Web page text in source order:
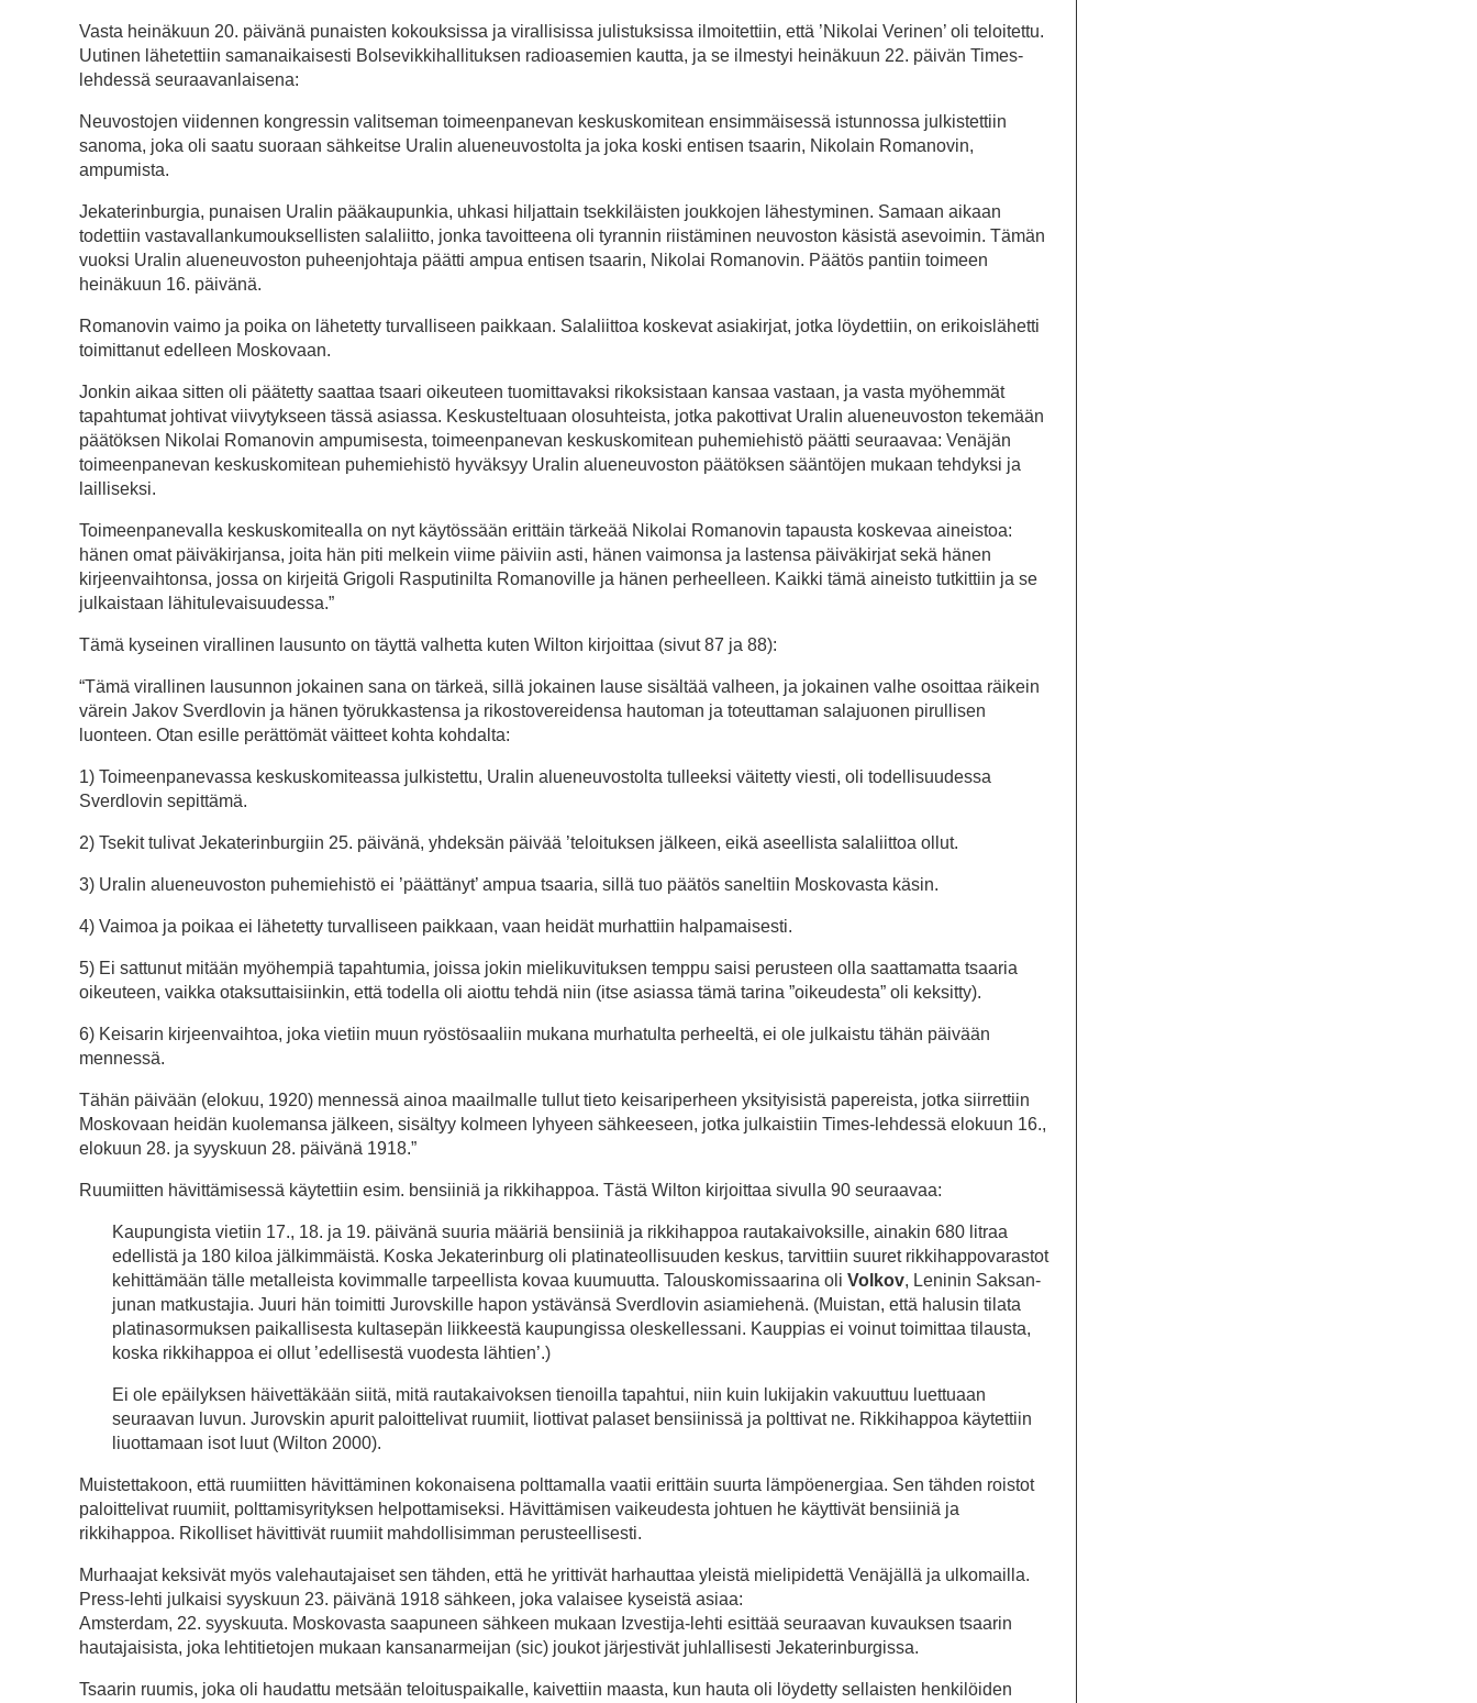
Vasta heinäkuun 20. päivänä punaisten kokouksissa ja virallisissa julistuksissa ilmoitettiin, että ’Nikolai Verinen’ oli teloitettu.
Uutinen lähetettiin samanaikaisesti Bolsevikkihallituksen radioasemien kautta, ja se ilmestyi heinäkuun 22. päivän Times-
lehdessä seuraavanlaisena:
Neuvostojen viidennen kongressin valitseman toimeenpanevan keskuskomitean ensimmäisessä istunnossa julkistettiin
sanoma, joka oli saatu suoraan sähkeitse Uralin alueneuvostolta ja joka koski entisen tsaarin, Nikolain Romanovin,
ampumista.
Jekaterinburgia, punaisen Uralin pääkaupunkia, uhkasi hiljattain tsekkiläisten joukkojen lähestyminen. Samaan aikaan
todettiin vastavallankumouksellisten salaliitto, jonka tavoitteena oli tyrannin riistäminen neuvoston käsistä asevoimin. Tämän
vuoksi Uralin alueneuvoston puheenjohtaja päätti ampua entisen tsaarin, Nikolai Romanovin. Päätös pantiin toimeen
heinäkuun 16. päivänä.
Romanovin vaimo ja poika on lähetetty turvalliseen paikkaan. Salaliittoa koskevat asiakirjat, jotka löydettiin, on erikoislähetti
toimittanut edelleen Moskovaan.
Jonkin aikaa sitten oli päätetty saattaa tsaari oikeuteen tuomittavaksi rikoksistaan kansaa vastaan, ja vasta myöhemmät
tapahtumat johtivat viivytykseen tässä asiassa. Keskusteltuaan olosuhteista, jotka pakottivat Uralin alueneuvoston tekemään
päätöksen Nikolai Romanovin ampumisesta, toimeenpanevan keskuskomitean puhemiehistö päätti seuraavaa: Venäjän
toimeenpanevan keskuskomitean puhemiehistö hyväksyy Uralin alueneuvoston päätöksen sääntöjen mukaan tehdyksi ja
lailliseksi.
Toimeenpanevalla keskuskomitealla on nyt käytössään erittäin tärkeää Nikolai Romanovin tapausta koskevaa aineistoa:
hänen omat päiväkirjansa, joita hän piti melkein viime päiviin asti, hänen vaimonsa ja lastensa päiväkirjat sekä hänen
kirjeenvaihtonsa, jossa on kirjeitä Grigoli Rasputinilta Romanoville ja hänen perheelleen. Kaikki tämä aineisto tutkittiin ja se
julkaistaan lähitulevaisuudessa.”
Tämä kyseinen virallinen lausunto on täyttä valhetta kuten Wilton kirjoittaa (sivut 87 ja 88):
“Tämä virallinen lausunnon jokainen sana on tärkeä, sillä jokainen lause sisältää valheen, ja jokainen valhe osoittaa räikein
värein Jakov Sverdlovin ja hänen työrukkastensa ja rikostovereidensa hautoman ja toteuttaman salajuonen pirullisen
luonteen. Otan esille perättömät väitteet kohta kohdalta:
1) Toimeenpanevassa keskuskomiteassa julkistettu, Uralin alueneuvostolta tulleeksi väitetty viesti, oli todellisuudessa
Sverdlovin sepittämä.
2) Tsekit tulivat Jekaterinburgiin 25. päivänä, yhdeksän päivää ’teloituksen jälkeen, eikä aseellista salaliittoa ollut.
3) Uralin alueneuvoston puhemiehistö ei ’päättänyt’ ampua tsaaria, sillä tuo päätös saneltiin Moskovasta käsin.
4) Vaimoa ja poikaa ei lähetetty turvalliseen paikkaan, vaan heidät murhattiin halpamaisesti.
5) Ei sattunut mitään myöhempiä tapahtumia, joissa jokin mielikuvituksen temppu saisi perusteen olla saattamatta tsaaria
oikeuteen, vaikka otaksuttaisiinkin, että todella oli aiottu tehdä niin (itse asiassa tämä tarina ”oikeudesta” oli keksitty).
6) Keisarin kirjeenvaihtoa, joka vietiin muun ryöstösaaliin mukana murhatulta perheeltä, ei ole julkaistu tähän päivään
mennessä.
Tähän päivään (elokuu, 1920) mennessä ainoa maailmalle tullut tieto keisariperheen yksityisistä papereista, jotka siirrettiin
Moskovaan heidän kuolemansa jälkeen, sisältyy kolmeen lyhyeen sähkeeseen, jotka julkaistiin Times-lehdessä elokuun 16.,
elokuun 28. ja syyskuun 28. päivänä 1918.”
Ruumiitten hävittämisessä käytettiin esim. bensiiniä ja rikkihappoa. Tästä Wilton kirjoittaa sivulla 90 seuraavaa:
Kaupungista vietiin 17., 18. ja 19. päivänä suuria määriä bensiiniä ja rikkihappoa rautakaivoksille, ainakin 680 litraa
edellistä ja 180 kiloa jälkimmäistä. Koska Jekaterinburg oli platinateollisuuden keskus, tarvittiin suuret rikkihappovarastot
kehittämään tälle metalleista kovimmalle tarpeellista kovaa kuumuutta. Talouskomissaarina oli Volkov, Leninin Saksan-
junan matkustajia. Juuri hän toimitti Jurovskille hapon ystävänsä Sverdlovin asiamiehenä. (Muistan, että halusin tilata
platinasormuksen paikallisesta kultasepän liikkeestä kaupungissa oleskellessani. Kauppias ei voinut toimittaa tilausta,
koska rikkihappoa ei ollut ’edellisestä vuodesta lähtien’.)
Ei ole epäilyksen häivettäkään siitä, mitä rautakaivoksen tienoilla tapahtui, niin kuin lukijakin vakuuttuu luettuaan
seuraavan luvun. Jurovskin apurit paloittelivat ruumiit, liottivat palaset bensiinissä ja polttivat ne. Rikkihappoa käytettiin
liuottamaan isot luut (Wilton 2000).
Muistettakoon, että ruumiitten hävittäminen kokonaisena polttamalla vaatii erittäin suurta lämpöenergiaa. Sen tähden roistot
paloittelivat ruumiit, polttamisyrityksen helpottamiseksi. Hävittämisen vaikeudesta johtuen he käyttivät bensiiniä ja
rikkihappoa. Rikolliset hävittivät ruumiit mahdollisimman perusteellisesti.
Murhaajat keksivät myös valehautajaiset sen tähden, että he yrittivät harhauttaa yleistä mielipidettä Venäjällä ja ulkomailla.
Press-lehti julkaisi syyskuun 23. päivänä 1918 sähkeen, joka valaisee kyseistä asiaa:
Amsterdam, 22. syyskuuta. Moskovasta saapuneen sähkeen mukaan Izvestija-lehti esittää seuraavan kuvauksen tsaarin
hautajaisista, joka lehtitietojen mukaan kansanarmeijan (sic) joukot järjestivät juhlallisesti Jekaterinburgissa.
Tsaarin ruumis, joka oli haudattu metsään teloituspaikalle, kaivettiin maasta, kun hauta oli löydetty sellaisten henkilöiden